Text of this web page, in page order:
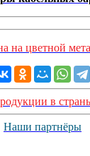
на цветной
в
Наши партнёры